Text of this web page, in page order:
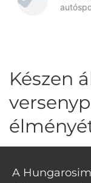
Készen
A